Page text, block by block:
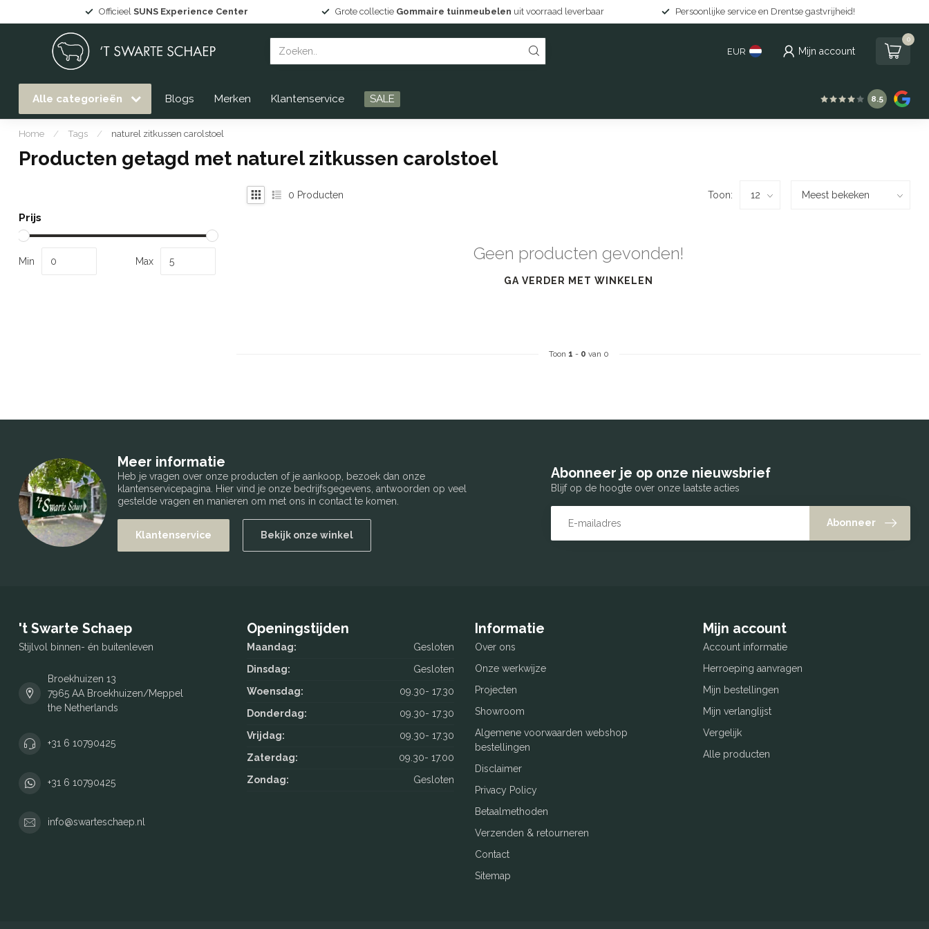
Officieel SUNS Experience Center Grote collectie Gommaire tuinmeubelen uit voorraad leverbaar Persoonlijke service en Drentse gastvrijheid!
EUR Mijn account
0
Alle categorieën Blogs Merken Klantenservice SALE 8.5
Home / Tags / naturel zitkussen carolstoel
Producten getagd met naturel zitkussen carolstoel
Prijs
Min Max
0 Producten Toon:
Geen producten gevonden!
GA VERDER MET WINKELEN
Toon 1 - 0 van 0
Meer informatie
Heb je vragen over onze producten of je aankoop, bezoek dan onze
klantenservicepagina. Hier vind je onze bedrijfsgegevens, antwoorden op veel
gestelde vragen en manieren om met ons in contact te komen.
Klantenservice Bekijk onze winkel
Abonneer je op onze nieuwsbrief
Blijf op de hoogte over onze laatste acties
Abonneer
't Swarte Schaep
Stijlvol binnen- én buitenleven
Broekhuizen 13
7965 AA Broekhuizen/Meppel
the Netherlands
+31 6 10790425
+31 6 10790425
info@swarteschaep.nl
Openingstijden
Maandag:
Gesloten
Dinsdag:
Gesloten
Woensdag:
09.30- 17.30
Donderdag:
09.30- 17.30
Vrijdag:
09.30- 17.30
Zaterdag:
09.30- 17.00
Zondag:
Gesloten
Informatie
Over ons
Onze werkwijze
Projecten
Showroom
Algemene voorwaarden webshop
bestellingen
Disclaimer
Privacy Policy
Betaalmethoden
Verzenden & retourneren
Contact
Sitemap
Mijn account
Account informatie
Herroeping aanvragen
Mijn bestellingen
Mijn verlanglijst
Vergelijk
Alle producten